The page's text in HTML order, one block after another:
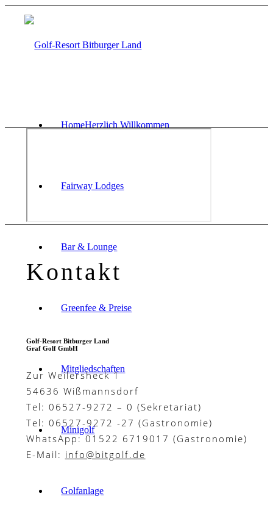
HomeHerzlich Willkommen
Fairway Lodges
Bar & Lounge
Greenfee & Preise
Mitgliedschaften
Minigolf
Golfanlage
Kontakt
Golf-Resort Bitburger Land
Graf Golf GmbH
Zur Weilersheck 1
54636 Wißmannsdorf
Tel: 06527-9272 – 0 (Sekretariat)
Tel: 06527-9272 -27 (Gastronomie)
WhatsApp: 01522 6719017 (Gastronomie)
E-Mail: info@bitgolf.de